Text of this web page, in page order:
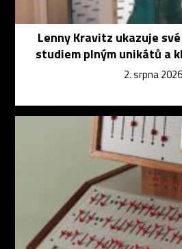
Lenny Kravitz ukazuje
studiem plným unikátů a
2. srpna 2026